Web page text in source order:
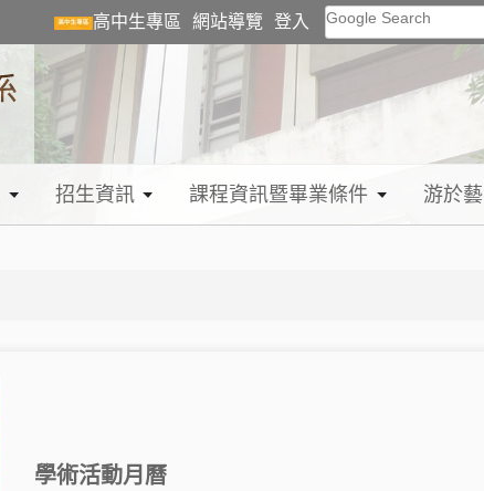
高中生專區 網站導覽 登入 Google Search
招生資訊 課程資訊暨畢業條件 游於藝
學術活動月曆